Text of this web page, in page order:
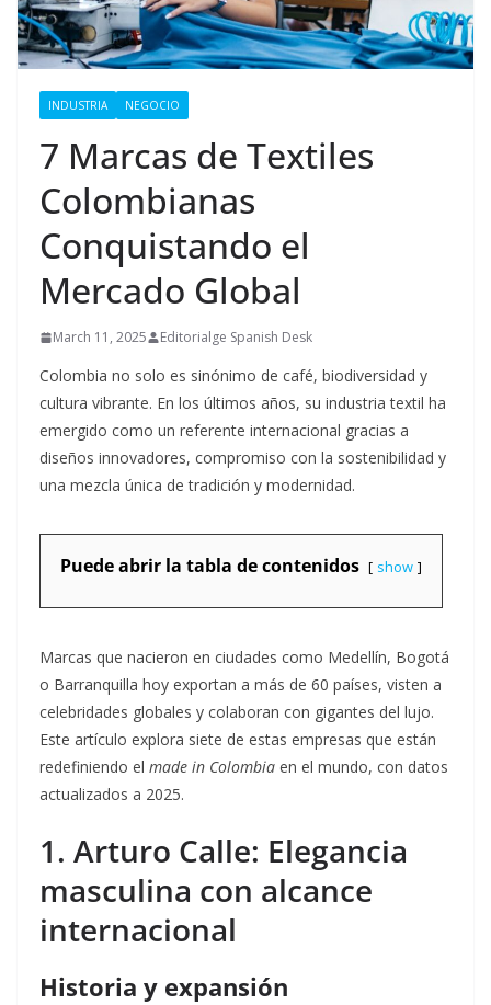
INDUSTRIA NEGOCIO
7 Marcas de Textiles
Colombianas
Conquistando el
Mercado Global
March 11, 2025 Editorialge Spanish Desk
Colombia no solo es sinónimo de café, biodiversidad y
cultura vibrante. En los últimos años, su industria textil ha
emergido como un referente internacional gracias a
diseños innovadores, compromiso con la sostenibilidad y
una mezcla única de tradición y modernidad.
Puede abrir la tabla de contenidos show
Marcas que nacieron en ciudades como Medellín, Bogotá
o Barranquilla hoy exportan a más de 60 países, visten a
celebridades globales y colaboran con gigantes del lujo.
Este artículo explora siete de estas empresas que están
redefiniendo el made in Colombia en el mundo, con datos
actualizados a 2025.
1. Arturo Calle: Elegancia
masculina con alcance
internacional
Historia y expansión